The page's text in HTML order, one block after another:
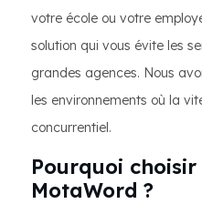
votre école ou votre
solution qui vous évite les
grandes agences. Nous
les environnements où la
concurrentiel.
Pourquoi
MotaWord ?